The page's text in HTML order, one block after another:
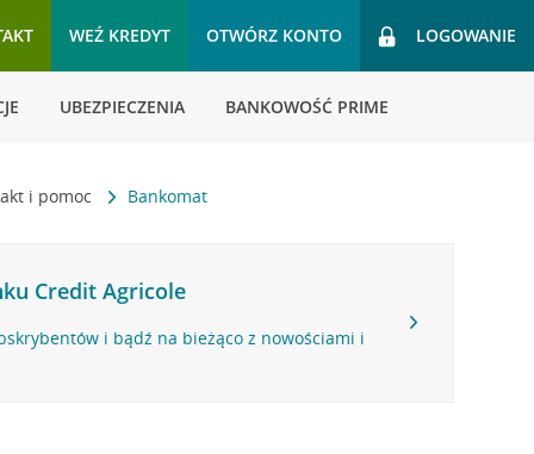
WEŹ KREDYT OTWÓRZ KONTO LOGOWANIE
UBEZPIECZENIA BANKOWOŚĆ PRIME
i pomoc Bankomat
Credit Agricole
i bądź na bieżąco z nowościami i